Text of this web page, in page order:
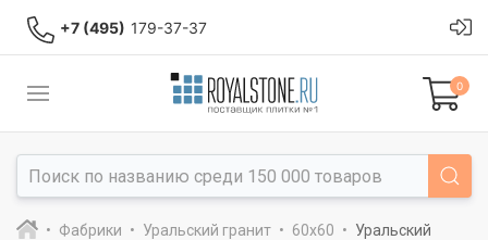
+7 (495) 179-37-37
0
Фабрики Уральский гранит 60x60
Уральский